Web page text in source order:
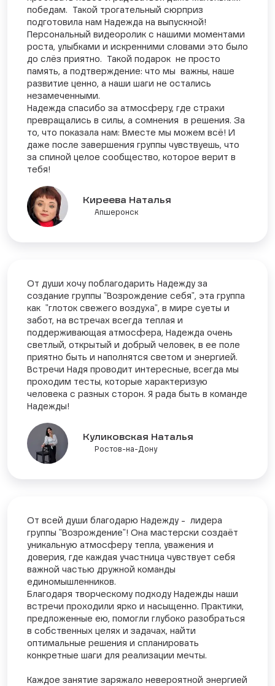
победам. Такой трогательный сюрприз
подготовила нам Надежда на выпускной!
Персональный видеоролик с нашими моментами
роста, улыбками и искренними словами это было
до слёз приятно. Такой подарок не просто
память, а подтверждение: что мы важны, наше
развитие ценно, а наши шаги не остались
незамеченными.
Надежда спасибо за атмосферу, где страхи
превращались в силы, а сомнения в решения. За
то, что показала нам: Вместе мы можем всё! И
даже после завершения группы чувствуешь, что
за спиной целое сообщество, которое верит в
тебя!
Киреева Наталья
Апшеронск
От души хочу поблагодарить Надежду за
создание группы "Возрождение себя", эта группа
как "глоток свежего воздуха", в мире суеты и
забот, на встречах всегда теплая и
поддерживающая атмосфера, Надежда очень
светлый, открытый и добрый человек, в ее поле
приятно быть и наполнятся светом и энергией.
Встречи Надя проводит интересные, всегда мы
проходим тесты, которые характеризую
человека с разных сторон. Я рада быть в команде
Надежды!
Куликовская Наталья
Ростов-на-Дону
От всей души благодарю Надежду - лидера
группы "Возрождение"! Она мастерски создаёт
уникальную атмосферу тепла, уважения и
доверия, где каждая участница чувствует себя
важной частью дружной команды
единомышленников.
Благодаря творческому подходу Надежды наши
встречи проходили ярко и насыщенно. Практики,
предложенные ею, помогли глубоко разобраться
в собственных целях и задачах, найти
оптимальные решения и спланировать
конкретные шаги для реализации мечты.
Каждое занятие заряжало невероятной энергией